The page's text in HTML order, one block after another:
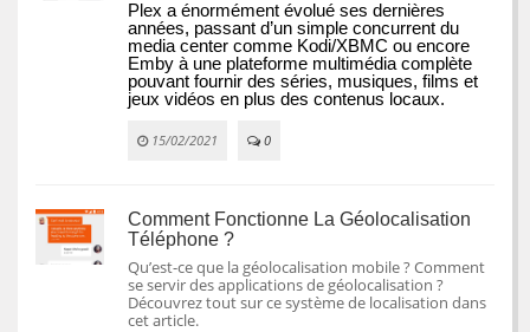
Plex a énormément évolué ses dernières
années, passant d’un simple concurrent du
media center comme Kodi/XBMC ou encore
Emby à une plateforme multimédia complète
pouvant fournir des séries, musiques, films et
jeux vidéos en plus des contenus locaux.
15/02/2021 0
Comment Fonctionne La Géolocalisation
Téléphone ?
Qu’est-ce que la géolocalisation mobile ? Comment
se servir des applications de géolocalisation ?
Découvrez tout sur ce système de localisation dans
cet article.